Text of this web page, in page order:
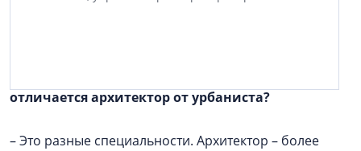
отличается архитектор от урбаниста?
– Это разные специальности. Архитектор – более